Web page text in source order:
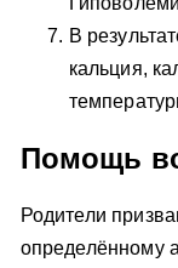
В
кальция,
Помощь
Родители
определённому